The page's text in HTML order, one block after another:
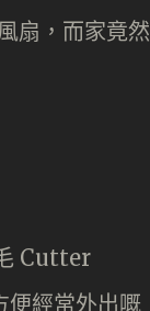
扇，而家竟然
Cutter
便經常外出嘅